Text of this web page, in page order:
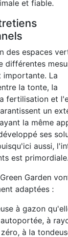
et fiable.
des espaces
différentes
importante. La
la tonte, la
fertilisation et
un
la même
ses
aussi,
est
Garden
adaptées :
à gazon
à
à la